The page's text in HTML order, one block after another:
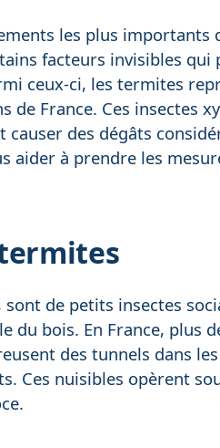
les plus importants
facteurs invisibles qui
ceux-ci, les termites
France. Ces insectes
des dégâts
aider à prendre les
de petits insectes
du bois. En France, plus
des tunnels dans
Ces nuisibles opèrent